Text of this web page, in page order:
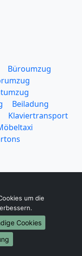
Büroumzug
Beiladung
Klaviertransport
um die
Cookies